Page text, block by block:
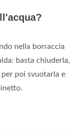
nella borraccia
basta chiuderla,
poi svuotarla e